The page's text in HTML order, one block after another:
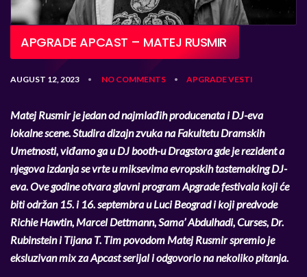
APGRADE APCAST – MATEJ RUSMIR
AUGUST 12, 2023 • NO COMMENTS • APGRADEVESTI
Matej Rusmir je jedan od najmlađih producenata i DJ-eva
lokalne scene. Studira dizajn zvuka na Fakultetu Dramskih
Umetnosti, viđamo ga u DJ booth-u Dragstora gde je rezident a
njegova izdanja se vrte u miksevima evropskih tastemaking DJ-
eva. Ove godine otvara glavni program Apgrade festivala koji će
biti održan 15. i 16. septembra u Luci Beograd i koji predvode
Richie Hawtin, Marcel Dettmann, Sama’ Abdulhadi, Curses, Dr.
Rubinstein i Tijana T. Tim povodom Matej Rusmir spremio je
eksluzivan mix za Apcast serijal i odgovorio na nekoliko pitanja.